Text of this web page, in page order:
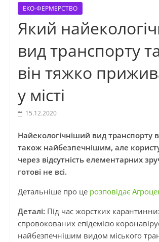
ЕКО-ФЕРМЕРСТВО
Який
вид транспорту
він тяжко
у місті
15.12.2020
Найекологічніший вид транспорту
також найбезпечнішим, але
через відсутність елементарних
готові не всі.
Детальніше про це розповідає
Деталі: Під час жорстких
спровокованих епідемією
найбезпечнішим видом міського